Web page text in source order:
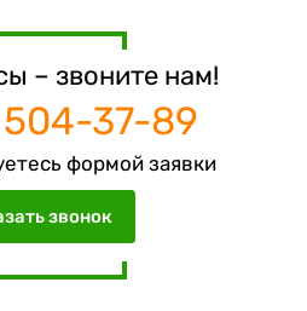
– звоните нам!
37-89
формой заявки
звонок